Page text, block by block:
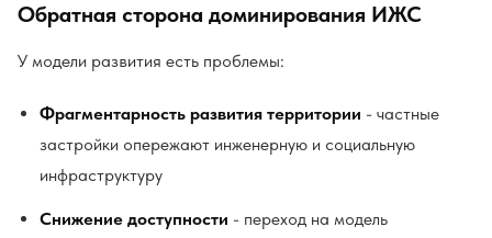
Обратная сторона доминирования ИЖС
У модели развития есть проблемы:
Фрагментарность развития территории - частные
застройки опережают инженерную и социальную
инфраструктуру
Снижение доступности - переход на модель